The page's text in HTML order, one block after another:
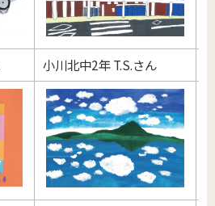
小川北中2年 T.S.さん